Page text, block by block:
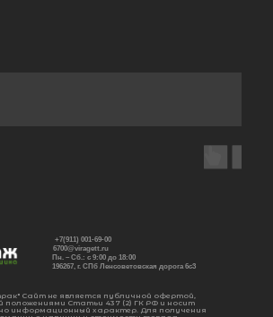
+7(911) 001-69-00
6700@viragett.ru
196267, г. СПб Ленсоветовская дорога 6с3
Пн. – Сб.: с 9:00 до 18:00
Сайт не является публичной офертой,
положениями Статьи 437 (2) ГК РФ и носит
информационный характер. Для получения